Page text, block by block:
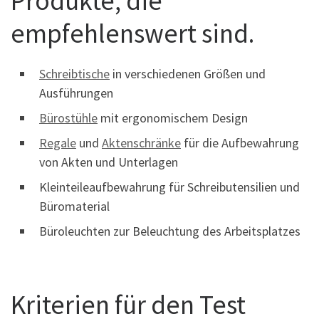
empfehlenswert sind.
Schreibtische in verschiedenen Größen und
Ausführungen
Bürostühle mit ergonomischem Design
Regale und Aktenschränke für die Aufbewahrung
von Akten und Unterlagen
Kleinteileaufbewahrung für Schreibutensilien und
Büromaterial
Büroleuchten zur Beleuchtung des Arbeitsplatzes
Kriterien für den Test